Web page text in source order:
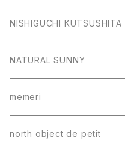
NISHIGUCHI KUTSUSHITA
NATURAL SUNNY
memeri
north object de petit